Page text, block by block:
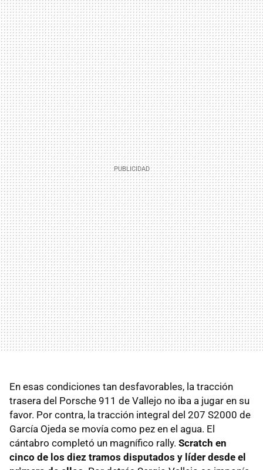
En esas condiciones tan desfavorables, la tracción
trasera del Porsche 911 de Vallejo no iba a jugar en su
favor. Por contra, la tracción integral del 207 S2000 de
García Ojeda se movía como pez en el agua. El
cántabro completó un magnífico rally. Scratch en
cinco de los diez tramos disputados y líder desde el